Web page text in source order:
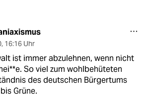
, 16:16 Uhr
ist immer abzulehnen, wenn nicht
So viel zum wohlbehüteten
des deutschen Bürgertums
Grüne.